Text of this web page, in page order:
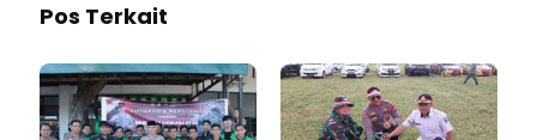
Pos Terkait